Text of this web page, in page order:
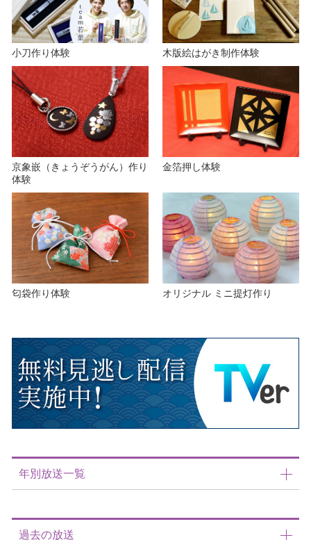
e
小刀作り体験 木版絵はがき制作体験
京象嵌（きょうぞうがん）作り
体験
金箔押し体験
匂袋作り体験 オリジナル ミニ提灯作り
年別放送一覧
過去の放送